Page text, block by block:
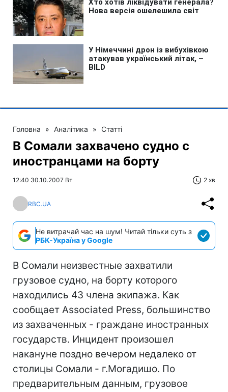
Головна » Аналітика » Статті
В Сомали захвачено судно с
иностранцами на борту
12:40 30.10.2007 Вт 2 хв
RBC.UA
Не витрачай час на шум! Читай тільки суть з
РБК-Україна у Google
В Сомали неизвестные захватили
грузовое судно, на борту которого
находились 43 члена экипажа. Как
сообщает Associated Press, большинство
из захваченных - граждане иностранных
государств. Инцидент произошел
накануне поздно вечером недалеко от
столицы Сомали - г.Могадишо. По
предварительным данным, грузовое